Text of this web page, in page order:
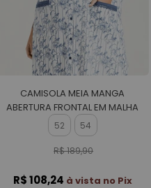
CAMISOLA MEIA MANGA
ABERTURA FRONTAL EM MALHA
ROTATIVA FEMININO
52 54
R$ 189,90
R$ 108,24 à vista no Pix